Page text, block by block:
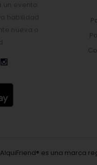
AlquiFriend® es una marca